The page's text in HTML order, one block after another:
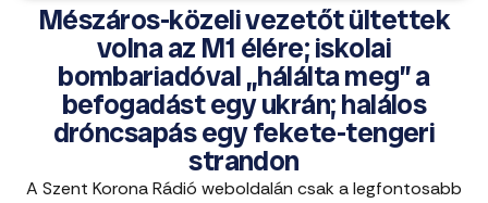
Mészáros-közeli vezetőt ültettek
volna az M1 élére; iskolai
bombariadóval „hálálta meg” a
befogadást egy ukrán; halálos
dróncsapás egy fekete-tengeri
strandon
A Szent Korona Rádió weboldalán csak a legfontosabb